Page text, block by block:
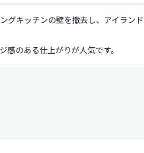
グキッチンの壁を撤去し、アイラン
のある仕上がりが人気です。